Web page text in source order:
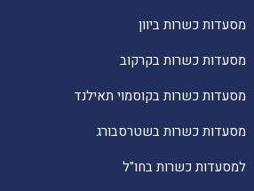
מסעדות כשרות ביוון
מסעדות כשרות בקרקוב
מסעדות כשרות בקוסמוי תאילנד
מסעדות כשרות בשטרסבורג
למסעדות כשרות בחו"ל